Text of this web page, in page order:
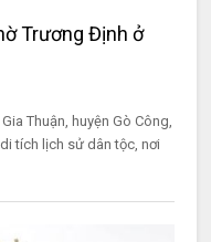
Trương Định ở
Thuận, huyện Gò Công,
tích lịch sử dân tộc, nơi